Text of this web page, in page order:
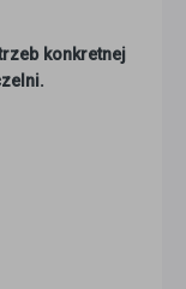
konkretnej